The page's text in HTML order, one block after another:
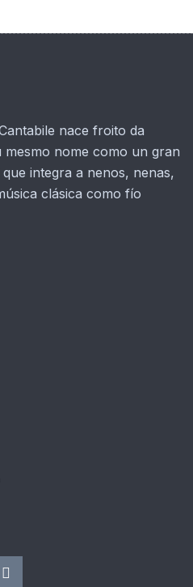
nace froito da
mesmo nome como un gran
integra a nenos, nenas,
clásica como fío